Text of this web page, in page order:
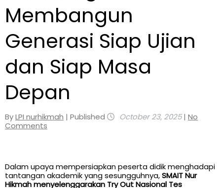
Membangun
Generasi Siap Ujian
dan Siap Masa
Depan
ByLPI nurhikmah | Published October 23, 2025| No
Comments
Dalam upaya mempersiapkan peserta didik menghadapi
tantangan akademik yang sesungguhnya,SMAIT Nur
Hikmah menyelenggarakan Try Out Nasional Tes